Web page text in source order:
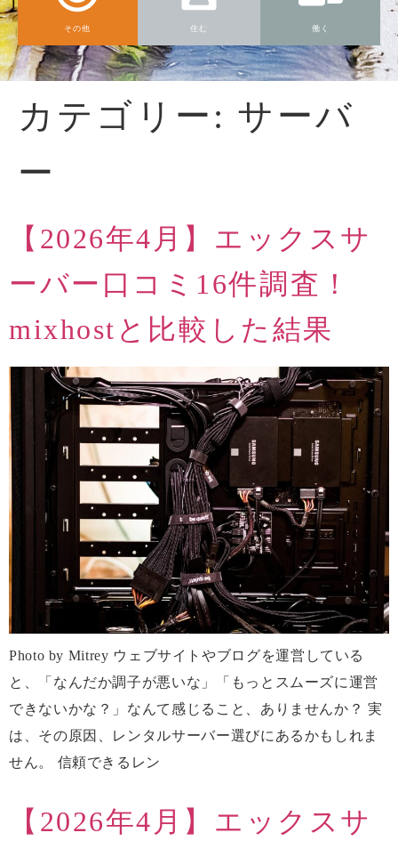
その他 住む 働く
カテゴリー: サーバ
ー
【2026年4月】エックスサ
ーバー口コミ16件調査！
mixhostと比較した結果
Photo by Mitrey ウェブサイトやブログを運営している
と、「なんだか調子が悪いな」「もっとスムーズに運営
できないかな？」なんて感じること、ありませんか？ 実
は、その原因、レンタルサーバー選びにあるかもしれま
せん。 信頼できるレン
【2026年4月】エックスサ